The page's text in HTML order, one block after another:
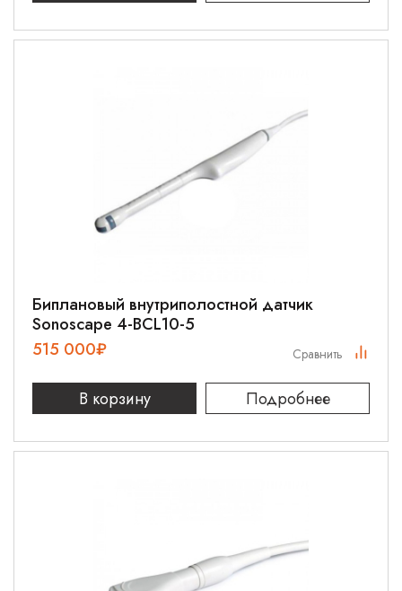
Биплановый внутриполостной датчик
Sonoscape 4-BCL10-5
515 000₽
В корзину Подробнее
Сравнить